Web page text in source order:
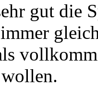
gut die